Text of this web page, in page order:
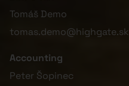
Tomáš Demo
tomas.demo@highgate.sk
Accounting
Peter Šopinec